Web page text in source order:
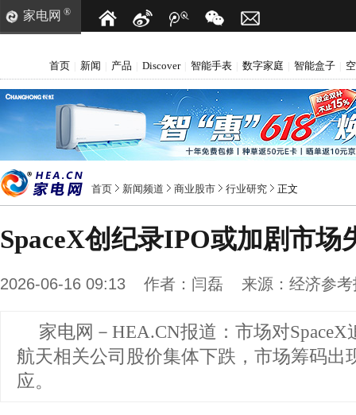
家电网 ®
首页 新闻 产品 Discover 智能手表 数字家庭 智能盒子
首页 新闻频道 商业股市 行业研究 正文
SpaceX创纪录IPO或加剧市场
2026-06-16 09:13 作者： 闫磊 来源： 经济参考
家电网－HEA.CN报道： 市场对
航天相关公司股价集体下跌，市场筹码出
应。